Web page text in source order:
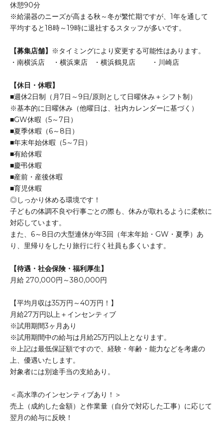
休憩90分
※給湯器のニーズが高まる秋～冬が繁忙期ですが、1年を通して
平均すると18時～19時に退社するスタッフが多いです。
【募集店舗】
※タイミングにより変更する可能性はあります。
・南横浜店 ・横浜東店 ・横浜鶴見店 ・川崎店
【休日・休暇】
■週休2日制（月7日～9日/原則として日曜休み＋シフト制）
※基本的に日曜休み（他曜日は、社内カレンダーに基づく）
■GW休暇（5～7日）
■夏季休暇（6～8日）
■年末年始休暇（5～7日）
■有給休暇
■慶弔休暇
■産前・産後休暇
■育児休暇
◎しっかり休める環境です！
子どもの体調不良や行事ごとの際も、休みが取れるように柔軟に
対応しています。
また、6～8日の大型連休が年3回（年末年始・GW・夏季）あ
り、里帰りをしたり旅行に行く社員も多くいます。
【待遇・社会保険・福利厚生】
月給 270,000円～380,000円
【平均月収は35万円～40万円！】
月給27万円以上＋インセンティブ
※試用期間3ヶ月あり
※試用期間中の給与は月給25万円以上となります。
※上記は最低保証額ですので、経験・年齢・能力などを考慮の
上、優遇いたします。
対象者には別途手当の支給あり。
＜高水準のインセンティブあり！＞
売上（成約した金額）と作業量（自分で対応した工事）に応じて
翌月の給与に反映！